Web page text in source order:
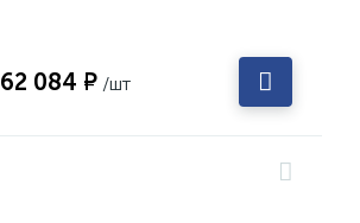
62 084 ₽ /шт